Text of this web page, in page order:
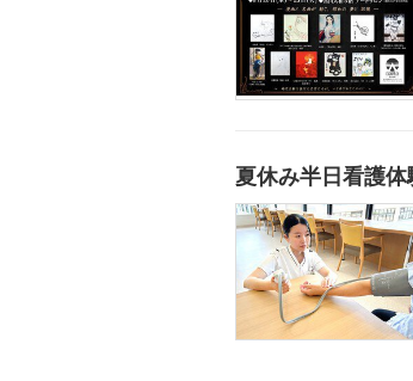
夏休み半日看護